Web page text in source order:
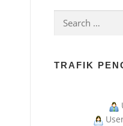
for:
TRAFIK